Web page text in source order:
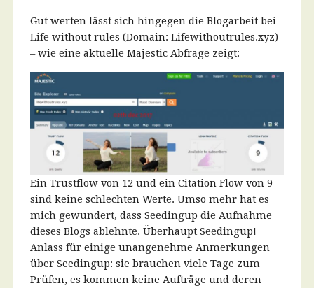
Gut werten lässt sich hingegen die Blogarbeit bei
Life without rules (Domain: Lifewithoutrules.xyz)
– wie eine aktuelle Majestic Abfrage zeigt:
Ein Trustflow von 12 und ein Citation Flow von 9
sind keine schlechten Werte. Umso mehr hat es
mich gewundert, dass Seedingup die Aufnahme
dieses Blogs ablehnte. Überhaupt Seedingup!
Anlass für einige unangenehme Anmerkungen
über Seedingup: sie brauchen viele Tage zum
Prüfen, es kommen keine Aufträge und deren